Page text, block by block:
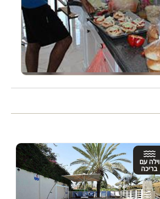
וילה עם
בריכה